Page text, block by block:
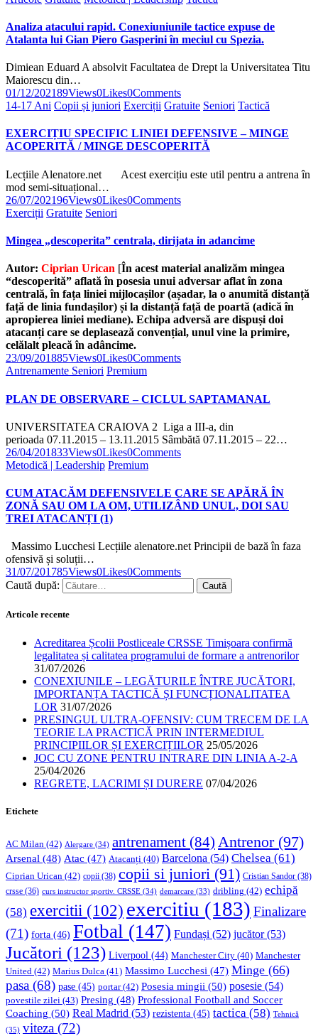
Analiza atacului rapid. Conexiuniunile tactice expuse de
Atalanta lui Gian Piero Gasperini în meciul cu Spezia.
Dimiean Eduard A absolvit Facultatea de Drept la Universitatea Titu
Maiorescu din…
01/12/202189Views0Likes0Comments
14-17 Ani Copii și juniori Exerciții Gratuite Seniori Tactică
EXERCIȚIU SPECIFIC LINIEI DEFENSIVE – MINGE
ACOPERITĂ / MINGE DESCOPERITĂ
Lecțiile Alenatore.net Acest exercițiu este util pentru a antrena în
mod semi-situațional…
26/07/202196Views0Likes0Comments
Exerciții Gratuite Seniori
Mingea „descoperita” centrala, dirijata in adancime
Autor: Ciprian Urican [În acest material analizăm mingea
“descoperită” aflată în posesia unui adversar aflat în zona
centrală, în fața liniei mijlocașilor (așadar, la o anumită distanță
față de linia fundașilor) și la distanță față de poartă (adică în
apropierea liniei mediane). Echipa adversă are dispuși doi
atacanți care se deplasează convențial, unul vine la primire,
celălalt pleacă în adâncime.
23/09/201885Views0Likes0Comments
Antrenamente Seniori Premium
PLAN DE OBSERVARE – CICLUL SAPTAMANAL
UNIVERSITATEA CRAIOVA 2 Liga a III-a, din
perioada 07.11.2015 – 13.11.2015 Sâmbătă 07.11.2015 – 22…
26/04/201833Views0Likes0Comments
Metodică | Leadership Premium
CUM ATACĂM DEFENSIVELE CARE SE APĂRĂ ÎN
ZONĂ SAU OM LA OM, UTILIZÂND UNUL, DOI SAU
TREI ATACANȚI (1)
Massimo Lucchesi Lecțiile alenatore.net Principii de bază în faza
ofensivă și soluții…
31/07/201785Views0Likes0Comments
Caută după:
Articole recente
Acreditarea Școlii Postliceale CRSSE Timișoara confirmă
legalitatea și calitatea programului de formare a antrenorilor
31/07/2026
CONEXIUNILE – LEGĂTURILE ÎNTRE JUCĂTORI,
IMPORTANȚA TACTICĂ ȘI FUNCȚIONALITATEA
LOR 31/07/2026
PRESINGUL ULTRA-OFENSIV: CUM TRECEM DE LA
TEORIE LA PRACTICĂ PRIN INTERMEDIUL
PRINCIPIILOR ȘI EXERCIȚIILOR 25/05/2026
JOC CU ZONE PENTRU INTRARE DIN LINIA A-2-A
25/04/2026
REGRETE, LACRIMI ȘI DURERE 07/04/2026
Etichete
AC Milan (42) Alergare (34) antrenament (84) Antrenor(97)
Arsenal (48) Atac (47) Atacanți (40) Barcelona (54) Chelsea (61)
Ciprian Urican (42) copii (38) copii si juniori (91) Cristian Sandor (38)
crsse (36) curs instructor sportiv. CRSSE (34) demarcare (33) dribling (42) echipă
(58) exercitii (102) exercitiu (183) Finalizare
(71) forta (46) Fotbal (147) Fundași (52) jucător(53)
Jucători (123) Liverpool (44) Manchester City (40) Manchester
United (42) Marius Dulca (41) Massimo Lucchesi (47) Minge (66)
pasa (68) pase (45) portar(42) Posesia mingii (50) posesie (54)
povestile zilei (43) Presing (48) Professional Football and Soccer
Coaching (50) Real Madrid (53) rezistenta (45) tactica (58) Tehnică
(35) viteza (72)